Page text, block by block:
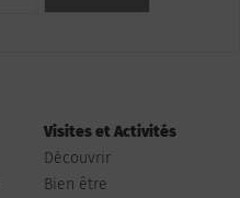
Visites et Activités
Découvrir
Bien être